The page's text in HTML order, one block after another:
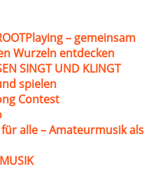
– gemeinsam
Wurzeln entdecken
SINGT UND KLINGT
spielen
Contest
alle – Amateurmusik als